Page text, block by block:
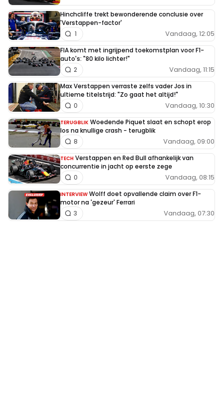
Hinchcliffe trekt bewonderende conclusie over
'Verstappen-factor'
Vandaag, 12:05
1
FIA komt met ingrijpend toekomstplan voor F1-
auto's: "80 kilo lichter!"
Vandaag, 11:15
2
Max Verstappen verraste zelfs vader Jos in
ultieme titelstrijd: "Zo gaat het altijd!"
Vandaag, 10:30
0
TERUGBLIK Woedende Piquet slaat en schopt erop
los na knullige crash - terugblik
Vandaag, 09:00
8
TECH Verstappen en Red Bull afhankelijk van
concurrentie in jacht op eerste zege
Vandaag, 08:15
0
INTERVIEW Wolff doet opvallende claim over F1-
motor na 'gezeur' Ferrari
Vandaag, 07:30
3